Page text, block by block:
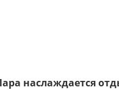
наслаждается